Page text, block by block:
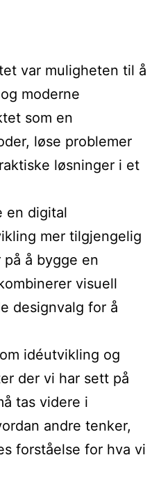
var muligheten til å
moderne
som en
løse problemer
løsninger i et
en digital
mer tilgjengelig
å bygge en
visuell
designvalg for å
idéutvikling og
der vi har sett på
tas videre i
andre tenker,
forståelse for hva vi